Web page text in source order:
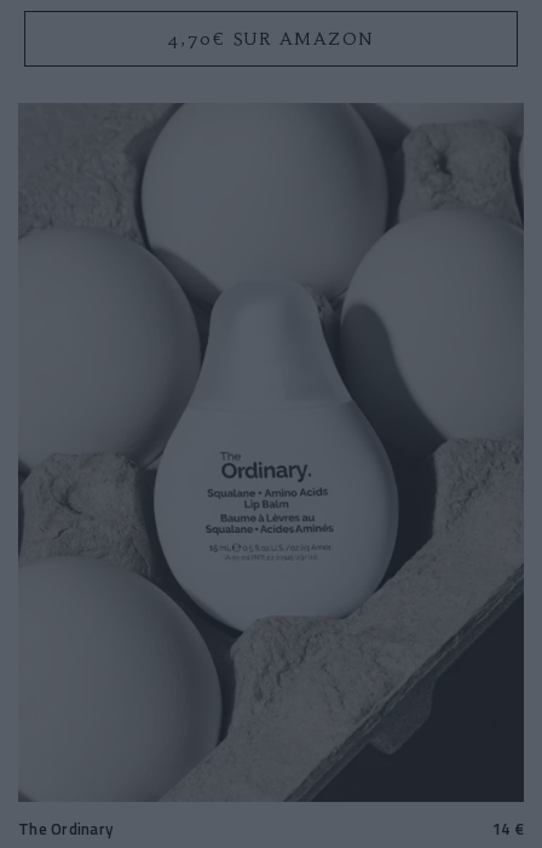
4,70€ SUR AMAZON
The Ordinary 14 €